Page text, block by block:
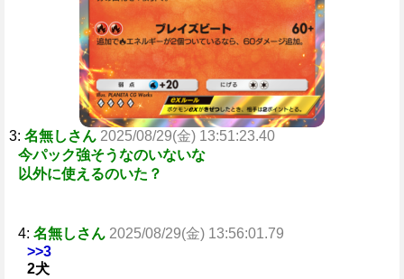
3: 名無しさん 2025/08/29(金) 13:51:23.40
今パック強そうなのいないな
以外に使えるのいた？
4: 名無しさん 2025/08/29(金) 13:56:01.79
>>3
2犬